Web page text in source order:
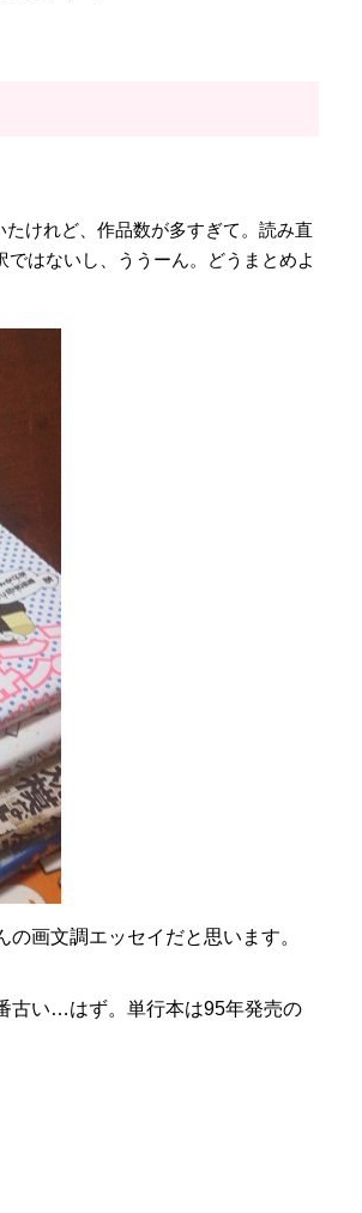
けれど、作品数が多すぎて。読み直
はないし、ううーん。どうまとめよ
の画文調エッセイだと思います。
古い…はず。単行本は95年発売の